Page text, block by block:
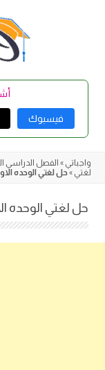
فيسبوك
واجباتي » الفصل الدراسي
لغتي » حل لغتي الوحده
حل لغتي الوحده